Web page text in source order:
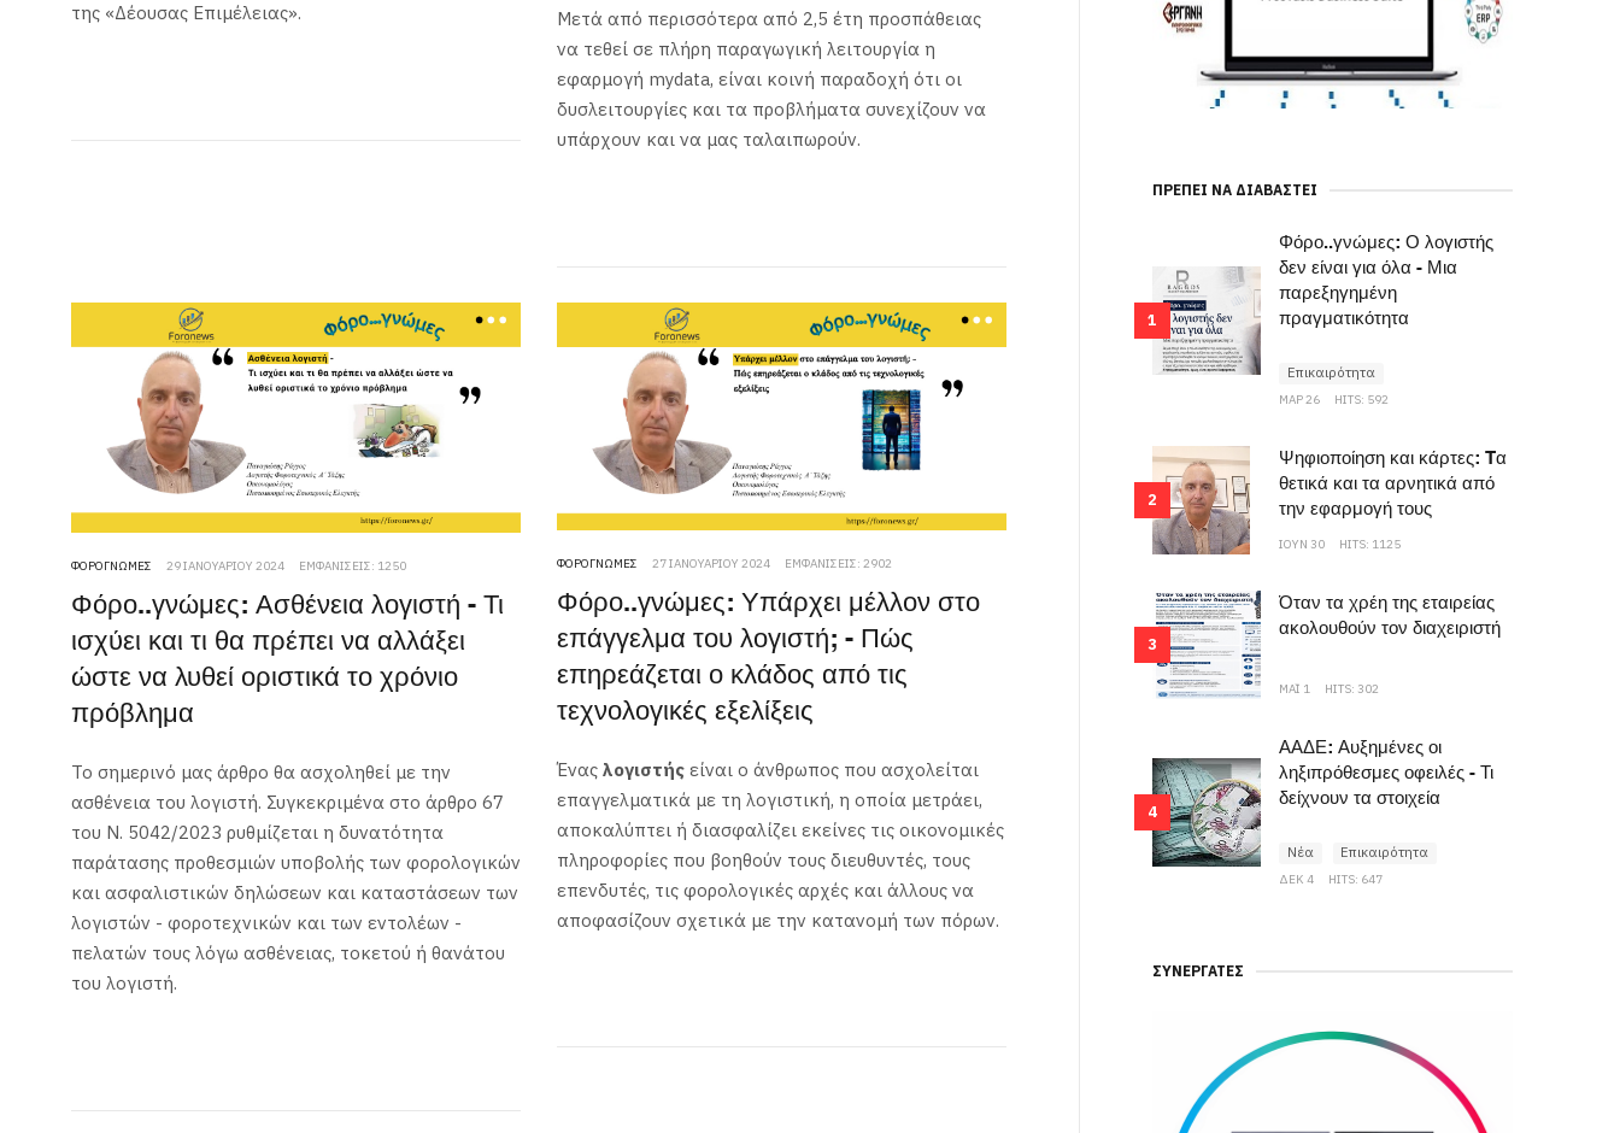
της «Δέουσας Επιμέλειας».
Μετά από περισσότερα από 2,5 έτη προσπάθειας
να τεθεί σε πλήρη παραγωγική λειτουργία η
εφαρμογή mydata, είναι κοινή παραδοχή ότι οι
δυσλειτουργίες και τα προβλήματα συνεχίζουν να
υπάρχουν και να μας ταλαιπωρούν.
ΦΟΡΟΓΝΏΜΕΣ 29 ΙΑΝΟΥΑΡΊΟΥ 2024 ΕΜΦΑΝΊΣΕΙΣ: 1250
Φόρο..γνώμες: Ασθένεια λογιστή - Τι
ισχύει και τι θα πρέπει να αλλάξει
ώστε να λυθεί οριστικά το χρόνιο
πρόβλημα
Το σημερινό μας άρθρο θα ασχοληθεί με την
ασθένεια του λογιστή. Συγκεκριμένα στο άρθρο 67
του Ν. 5042/2023 ρυθμίζεται η δυνατότητα
παράτασης προθεσμιών υποβολής των φορολογικών
και ασφαλιστικών δηλώσεων και καταστάσεων των
λογιστών - φοροτεχνικών και των εντολέων -
πελατών τους λόγω ασθένειας, τοκετού ή θανάτου
του λογιστή.
ΦΟΡΟΓΝΏΜΕΣ 27 ΙΑΝΟΥΑΡΊΟΥ 2024 ΕΜΦΑΝΊΣΕΙΣ: 2902
Φόρο..γνώμες: Υπάρχει μέλλον στο
επάγγελμα του λογιστή; - Πώς
επηρεάζεται ο κλάδος από τις
τεχνολογικές εξελίξεις
Ένας λογιστήςείναι ο άνθρωπος που ασχολείται
επαγγελματικά με τη λογιστική, η οποία μετράει,
αποκαλύπτει ή διασφαλίζει εκείνες τις οικονομικές
πληροφορίες που βοηθούν τους διευθυντές, τους
επενδυτές, τις φορολογικές αρχές και άλλους να
αποφασίζουν σχετικά με την κατανομή των πόρων.
ΠΡΈΠΕΙ ΝΑ ΔΙΑΒΑΣΤΕΊ
1
Φόρο..γνώμες: Ο λογιστής
δεν είναι για όλα - Μια
παρεξηγημένη
πραγματικότητα
ΜΑΡ 26 HITS: 592
Επικαιρότητα
2
Ψηφιοποίηση και κάρτες: Tα
θετικά και τα αρνητικά από
την εφαρμογή τους
ΙΟΥΝ 30 HITS: 1125
3
Όταν τα χρέη της εταιρείας
ακολουθούν τον διαχειριστή
ΜΆΙ 1 HITS: 302
4
ΑΑΔΕ: Αυξημένες οι
ληξιπρόθεσμες οφειλές - Τι
δείχνουν τα στοιχεία
ΔΕΚ 4 HITS: 647
Νέα Επικαιρότητα
ΣΥΝΕΡΓΆΤΕΣ